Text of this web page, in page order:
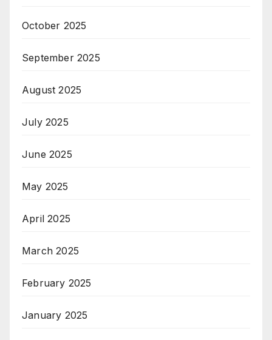
October 2025
September 2025
August 2025
July 2025
June 2025
May 2025
April 2025
March 2025
February 2025
January 2025